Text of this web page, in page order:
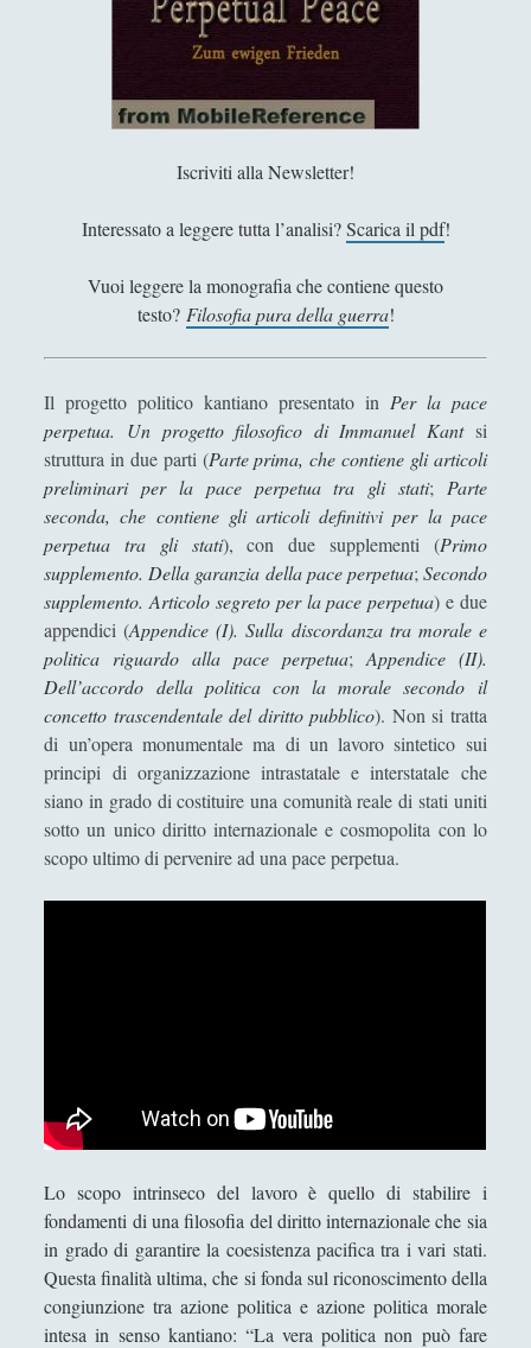
(4)
Filosofia Antica(33)
Baruch Spinoza - Vita e pensiero
David Hume - Vita e pensiero
George Berkeley - Vita e opere
Giordano Bruno - Vita e pensiero
Gottfried Wilhelm von Leibniz - Vita e opere
Il discorso sul metodo di Cartesio
John Locke - Vita e Opere
La felicità secondo Kant - La felicità di
compiere liberamente il proprio dovere
La natura sconfitta di Spinoza - Un'analisi
critica
La via del samurai: tra Daidòji Yuzàn e
Yamamoto Tsunemoto Considerazioni
analitiche sul modello del guerriero
giapponese
Niccolò Cusano - Vita e pensiero
Plato and Analytic Epistemology. Has Plato
Been Set Aside?
Renato Cartesio - Vita e le Meditazioni
1. Struttura de Per la pace
Immanuel Kant
2. Per la pace perpetua: articoli
preliminari
3. Per la pace perpetua: articoli
definitivi
Iscriviti alla Newsletter!
Interessato a leggere tutta l’analisi?Scarica il pdf!
Vuoi leggere la monografia che contiene questo
testo? Filosofia pura della guerra!
Il progetto politico kantiano presentato in Per la pace
perpetua. Un progetto filosofico di Immanuel Kantsi
struttura in due parti (Parte prima, che contiene gli articoli
preliminari per la pace perpetua tra gli stati; Parte
seconda, che contiene gli articoli definitivi per la pace
perpetua tra gli stati), con due supplementi (Primo
supplemento. Della garanzia della pace perpetua; Secondo
supplemento. Articolo segreto per la pace perpetua) e due
appendici (Appendice (I). Sulla discordanza tra morale e
politica riguardo alla pace perpetua; Appendice (II).
Dell’accordo della politica con la morale secondo il
concetto trascendentale del diritto pubblico). Non si tratta
di un’opera monumentale ma di un lavoro sintetico sui
principi di organizzazione intrastatale e interstatale che
siano in grado di costituire una comunità reale di stati uniti
sotto un unico diritto internazionale e cosmopolita con lo
scopo ultimo di pervenire ad una pace perpetua.
Lo scopo intrinseco del lavoro è quello di stabilire i
fondamenti di una filosofia del diritto internazionale che sia
in grado di garantire la coesistenza pacifica tra i vari stati.
Questa finalità ultima, che si fonda sul riconoscimento della
congiunzione tra azione politica e azione politica morale
intesa in senso kantiano: “La vera politica non può fare